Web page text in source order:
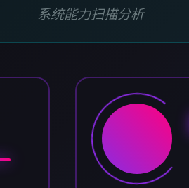
系统能力扫描分析